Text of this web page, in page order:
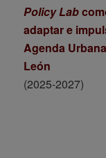
Policy Lab
adaptar e
Agenda
León
(2025-2027)